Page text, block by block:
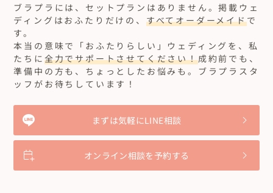
ブラプラには、セットプランはありません。掲載ウェ
ディングはおふたりだけの、 すべてオーダーメイドで
す。
本当の意味で「おふたりらしい」ウェディングを、私
たちに 全力でサポートさせてください！成約前でも、
準備中の方も、ちょっとしたお悩みも。ブラプラスタ
ッフがお待ちしています！
まずは気軽にLINE相談
オンライン相談を予約する